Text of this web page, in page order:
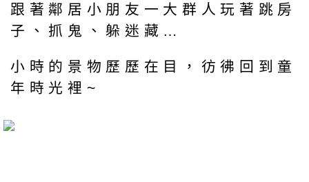
跟著鄰居小朋友一大群人玩著跳房
子、抓鬼、躲迷藏…
小時的景物歷歷在目，彷彿回到童
年時光裡~